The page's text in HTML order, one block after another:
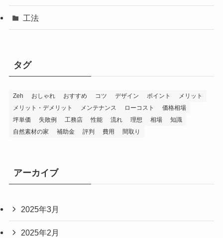
工法
タグ
Zeh おしゃれ おすすめ コツ デザイン ポイント
メリット
メリット・デメリット
メンテナンス ローコスト
価格相場
坪単価
失敗例 工務店 性能 流れ 理想 相場
知識
自然素材の家
補助金 評判 費用 間取り
アーカイブ
2025年3月
2025年2月